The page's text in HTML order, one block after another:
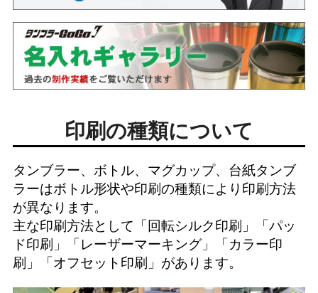
印刷の種類について
タンブラー、ボトル、マグカップ、台紙タンブ
ラーはボトル形状や印刷の種類により印刷方法
が異なります。
主な印刷方法として「 回転シルク印刷 」「 パッ
ド印刷 」「 レーザーマーキング」「 カラー印
刷 」「 オフセット印刷 」があります。